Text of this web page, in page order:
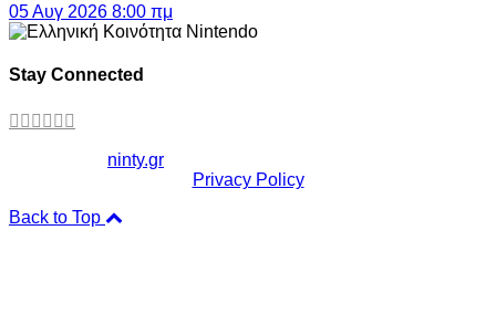
05 Αυγ 2026 8:00 πμ
Stay Connected
ninty.gr
Privacy Policy
Back to Top